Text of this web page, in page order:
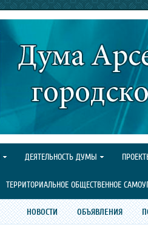
ДЕЯТЕЛЬНОСТЬ ДУМЫ
ТЕРРИТОРИАЛЬНОЕ ОБЩЕСТВЕННОЕ
НОВОСТИ ОБЪЯВЛЕНИЯ